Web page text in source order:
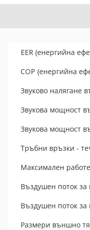
EER (енергийна
COP (енергийна
Звуково налягане
Звукова мощност
Звукова мощност
Тръбни връзки -
Максимален
Въздушен поток
Въздушен поток
Размери външно